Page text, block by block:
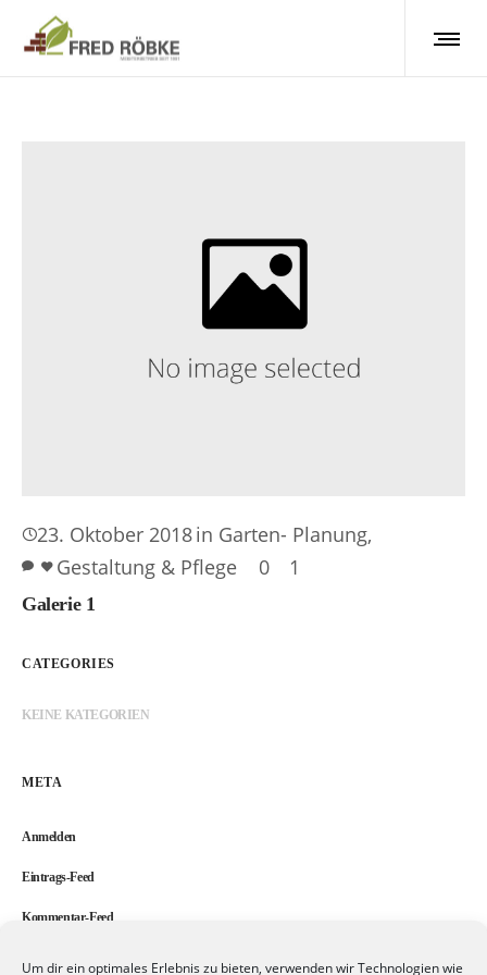
Um dir ein optimales Erlebnis zu bieten, verwenden wir Technologien wie
23. Oktober 2018in Garten- Planung,
Gestaltung & Pflege
0 1
Galerie 1
CATEGORIES
KEINE KATEGORIEN
META
Anmelden
Eintrags-Feed
Kommentar-Feed